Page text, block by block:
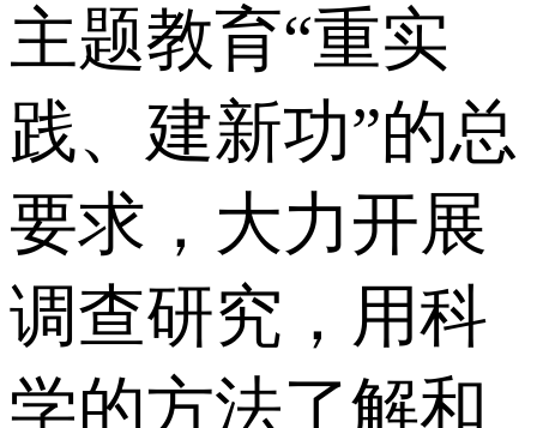
主题教育“重实
践、建新功”的总
要求，大力开展
调查研究，用科
学的方法了解和